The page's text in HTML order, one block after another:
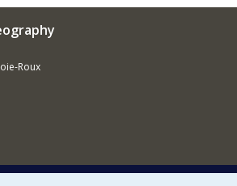
Roux